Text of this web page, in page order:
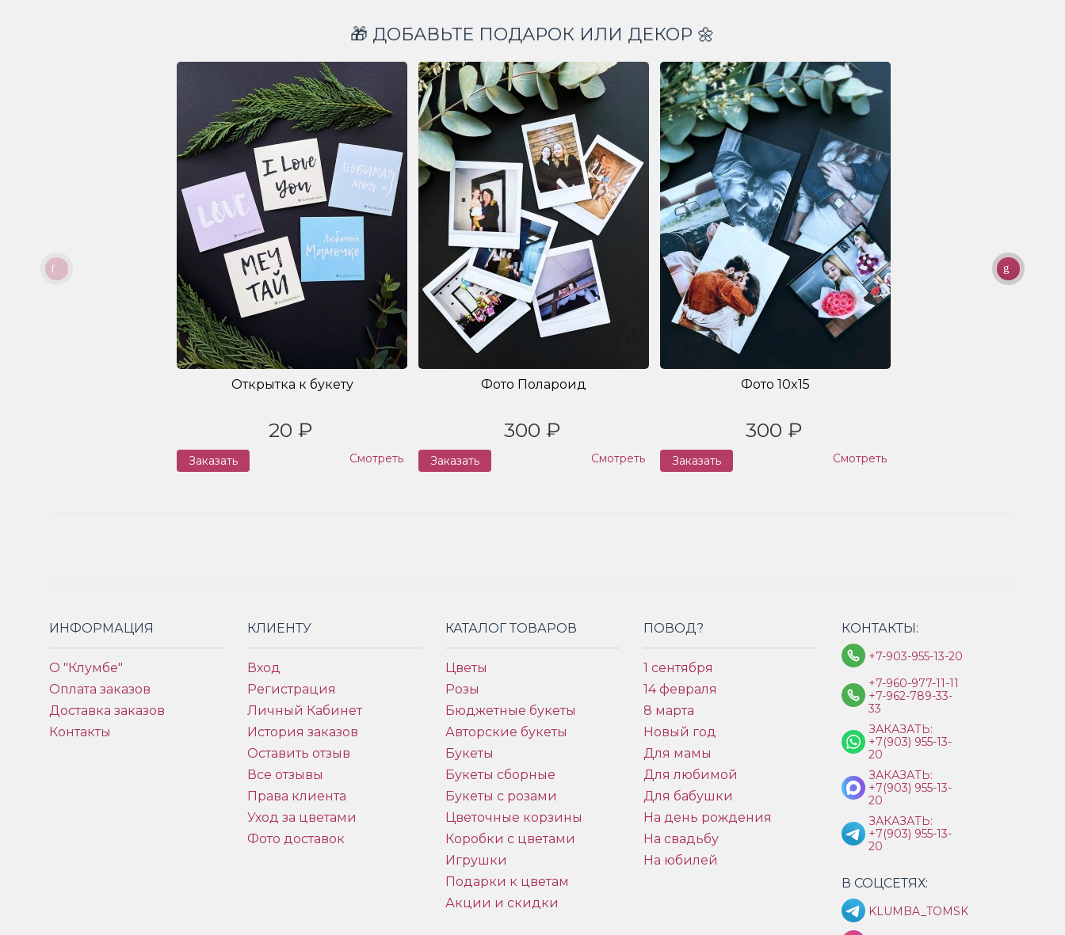
🎁 ДОБАВЬТЕ ПОДАРОК ИЛИ ДЕКОР 🌼
Открытка к букету
20 ₽
Заказать Смотреть
Фото Полароид
300 ₽
Заказать Смотреть
Фото 10x15
300 ₽
Заказать Смотреть
ИНФОРМАЦИЯ
О "Клумбе"
Оплата заказов
Доставка заказов
Контакты
КЛИЕНТУ
Вход
Регистрация
Личный Кабинет
История заказов
Оставить отзыв
Все отзывы
Права клиента
Уход за цветами
Фото доставок
КАТАЛОГ ТОВАРОВ
Цветы
Розы
Бюджетные букеты
Авторские букеты
Букеты
Букеты сборные
Букеты с розами
Цветочные корзины
Коробки с цветами
Игрушки
Подарки к цветам
Акции и скидки
ПОВОД?
1 сентября
14 февраля
8 марта
Новый год
Для мамы
Для любимой
Для бабушки
На день рождения
На свадьбу
На юбилей
КОНТАКТЫ:
+7-903-955-13-20
+7-960-977-11-11
+7-962-789-33-
33
ЗАКАЗАТЬ:
+7(903) 955-13-
20
ЗАКАЗАТЬ:
+7(903) 955-13-
20
ЗАКАЗАТЬ:
+7(903) 955-13-
20
В СОЦСЕТЯХ:
KLUMBA_TOMSK